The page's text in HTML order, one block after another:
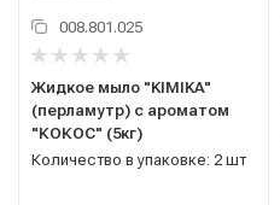
008.801.025
Жидкое мыло "KIMIKA"
(перламутр) с ароматом
"КОКОС" (5кг)
Количество в упаковке: 2 шт